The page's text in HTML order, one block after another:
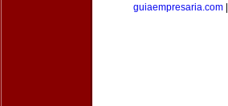
guiaempresaria.com